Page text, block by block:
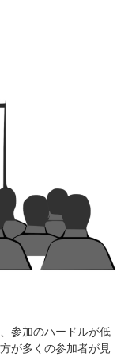
参加のハードルが低
が多くの参加者が見